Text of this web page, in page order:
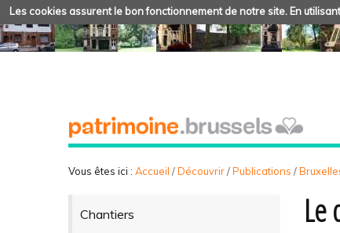
Les cookies assurent le bon fonctionnement de notre site. En
Vous êtes ici : Accueil /Découvrir/Publications /
Chantiers Le